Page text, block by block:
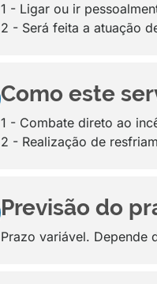
1 - Ligar ou ir
2 - Será feita a atuação
Como este
1 - Combate direto ao
2 - Realização de
Previsão do
Prazo variável. Depende